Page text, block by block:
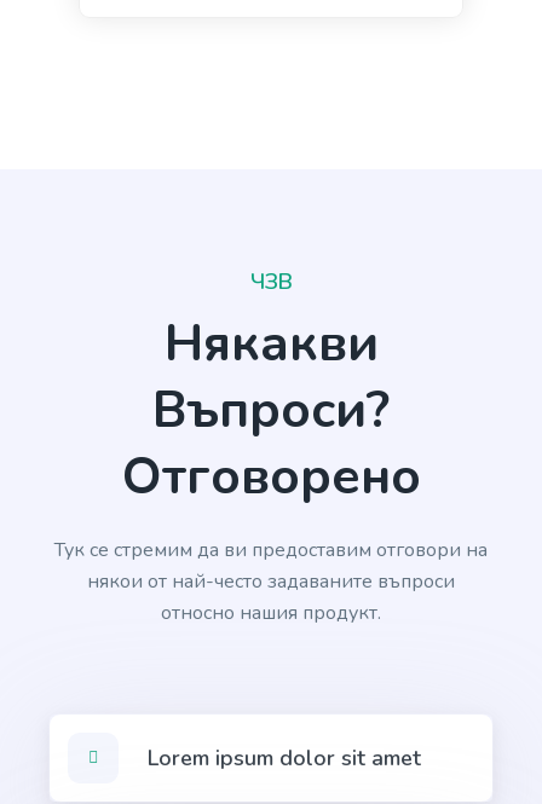
Startup Name Generator
startup in seconds.
Short and sweet company bio that will help you
connect with your target audience.
Company Mission
A clear and concise statement of your company's
goals and purpose.
ЧЗВ
Някакви
Въпроси?
Отговорено
Тук се стремим да ви предоставим отговори на
някои от най-често задаваните въпроси
относно нашия продукт.
Lorem ipsum dolor sit amet